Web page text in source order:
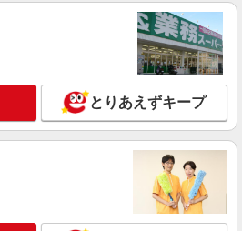
イ、残業。／定時こそ正義！夕方に
1500円〜2250円 ＜日払い有/週払い有/交
稲毛区
詳細を見る
NEW
は笑顔の待つ場所！デイサービスの
とりあえずキープ